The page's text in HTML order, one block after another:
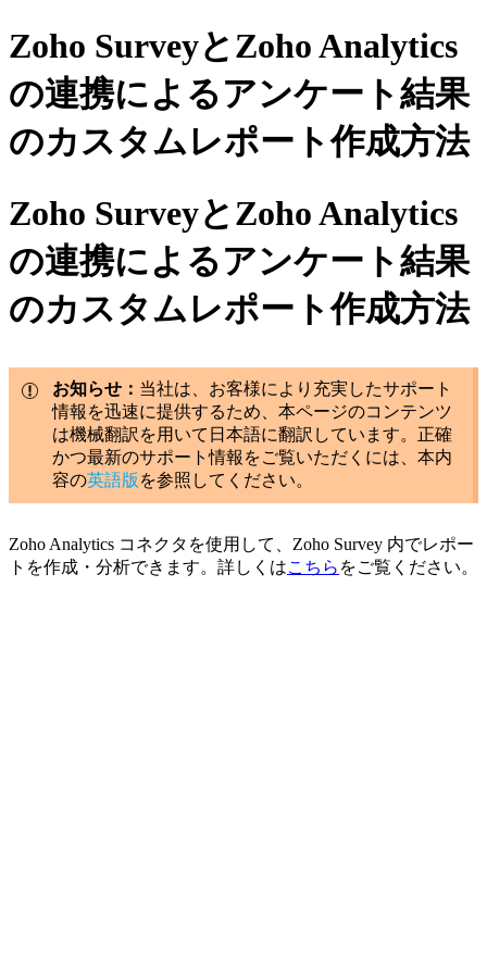
Zoho SurveyとZoho Analytics
の連携によるアンケート結果
のカスタムレポート作成方法
Zoho SurveyとZoho Analytics
の連携によるアンケート結果
のカスタムレポート作成方法
お知らせ： 当社は、お客様により充実したサポート
情報を迅速に提供するため、本ページのコンテンツ
は機械翻訳を用いて日本語に翻訳しています。正確
かつ最新のサポート情報をご覧いただくには、本内
容の英語版 を参照してください。
Zoho Analytics コネクタを使用して、Zoho Survey 内でレポー
トを作成・分析できます。詳しくはこちら をご覧ください。